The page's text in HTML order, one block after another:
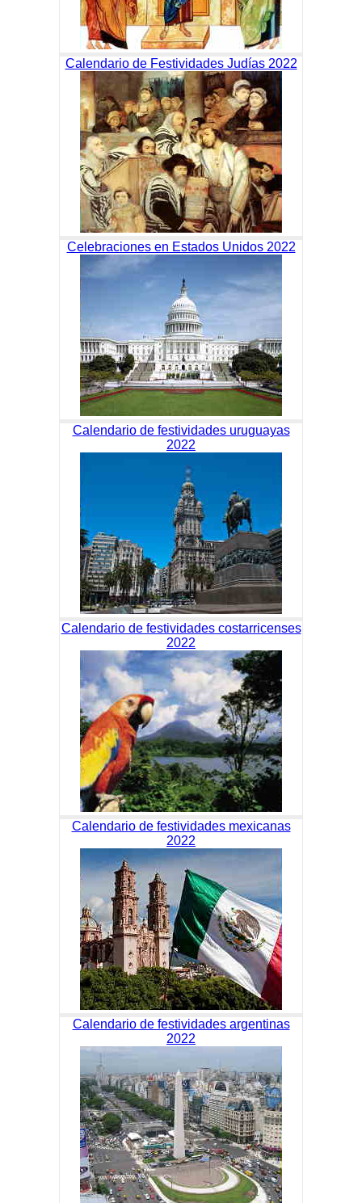
Calendario de Festividades Judías 2022
Celebraciones en Estados Unidos 2022
Calendario de festividades uruguayas
2022
Calendario de festividades costarricenses
2022
Calendario de festividades mexicanas
2022
Calendario de festividades argentinas
2022